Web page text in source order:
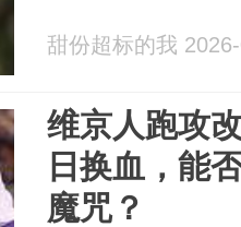
甜份超标的我
维京人跑攻
日换血，能
魔咒？